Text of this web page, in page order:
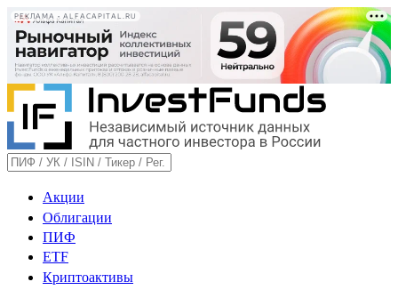
РЕКЛАМА • ALFACAPITAL.RU
Акции
Облигации
ПИФ
ETF
Криптоактивы